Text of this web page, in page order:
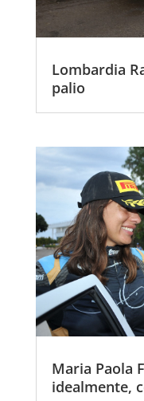
Lombardia
palio
Maria Paola
idealmente,